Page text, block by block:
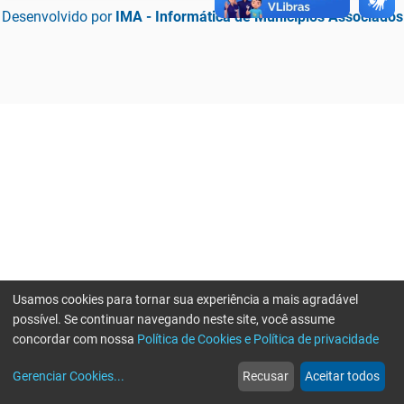
Desenvolvido por IMA - Informática de Municípios Associados
web
Notícias
more_horiz
Mais
Usamos cookies para tornar sua experiência a mais agradável
possível. Se continuar navegando neste site, você assume
concordar com nossa Política de Cookies e Política de privacidade
Gerenciar Cookies... Recusar Aceitar todos
Erro ao enviar informações, por favor tente novamente